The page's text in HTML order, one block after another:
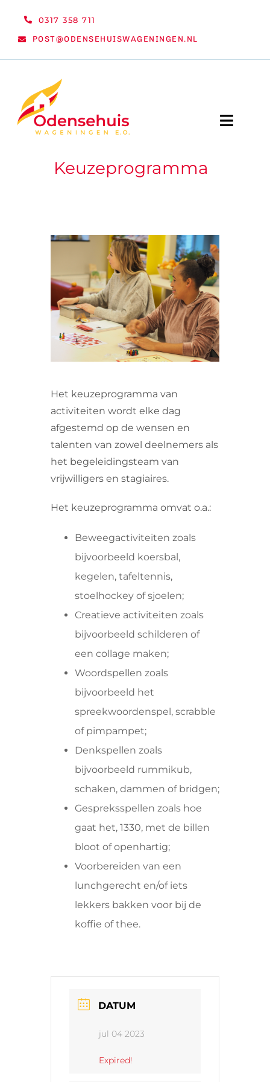
0317 358 711
POST@ODENSEHUISWAGENINGEN.NL
Toggle
WELKOM
VRIJWILLIGERS & STAGIAIRES
Keuzeprogramma
Het keuzeprogramma van
activiteiten wordt elke dag
afgestemd op de wensen en
talenten van zowel deelnemers als
het begeleidingsteam van
vrijwilligers en stagiaires.
Het keuzeprogramma omvat o.a.:
Beweegactiviteiten zoals
bijvoorbeeld koersbal,
kegelen, tafeltennis,
stoelhockey of sjoelen;
Creatieve activiteiten zoals
bijvoorbeeld schilderen of
een collage maken;
Woordspellen zoals
bijvoorbeeld het
spreekwoordenspel, scrabble
of pimpampet;
Denkspellen zoals
bijvoorbeeld rummikub,
schaken, dammen of bridgen;
Gespreksspellen zoals hoe
gaat het, 1330, met de billen
bloot of openhartig;
Voorbereiden van een
lunchgerecht en/of iets
lekkers bakken voor bij de
koffie of thee.
DATUM
jul 04 2023
Expired!